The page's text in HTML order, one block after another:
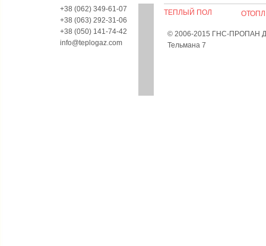
+38 (062) 349-61-07
+38 (063) 292-31-06
+38 (050) 141-74-42
info@teplogaz.com
ТЕПЛЫЙ ПОЛ
© 2006-2015 ГНС-ПРОПАН
Тельмана 7